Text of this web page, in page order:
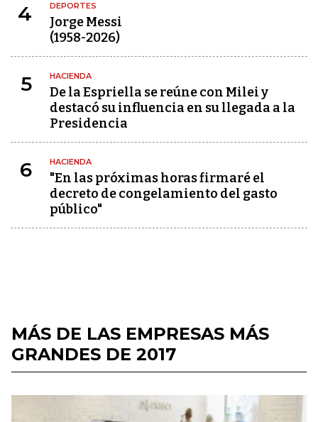
4 DEPORTES
Jorge Messi
(1958-2026)
5 HACIENDA
De la Espriella se reúne con Milei y
destacó su influencia en su llegada a la
Presidencia
6 HACIENDA
"En las próximas horas firmaré el
decreto de congelamiento del gasto
público"
MÁS DE LAS EMPRESAS MÁS
GRANDES DE 2017